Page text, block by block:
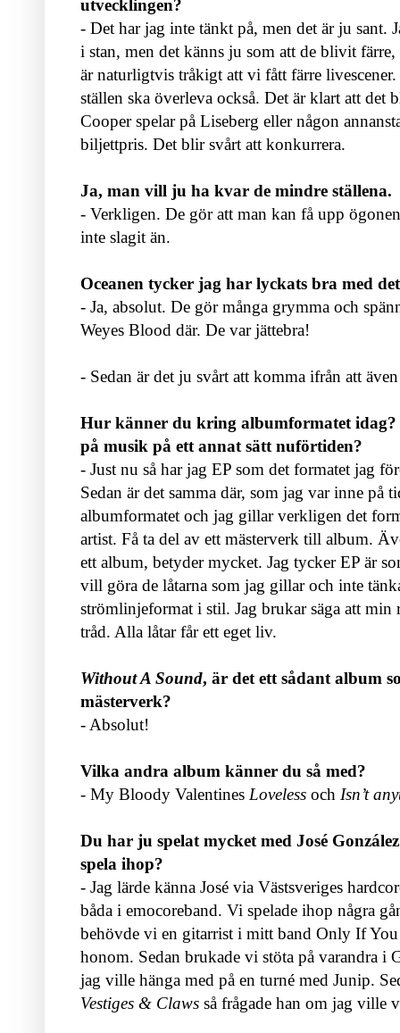
utvecklingen?
- Det har jag inte tänkt på, men det är ju
i stan, men det känns ju som att de blivit
är naturligtvis tråkigt att vi fått färre
ställen ska överleva också. Det är klart att
Cooper spelar på Liseberg eller någon
biljettpris. Det blir svårt att konkurrera.
Ja, man vill ju ha kvar de mindre ställena.
- Verkligen. De gör att man kan få upp
inte slagit än.
Oceanen tycker jag har lyckats bra med
- Ja, absolut. De gör många grymma och
Weyes Blood där. De var jättebra!
- Sedan är det ju svårt att komma ifrån att
Hur känner du kring albumformatet idag?
på musik på ett annat sätt nuförtiden?
- Just nu så har jag EP som det formatet jag
Sedan är det samma där, som jag var inne på
albumformatet och jag gillar verkligen det
artist. Få ta del av ett mästerverk till album.
ett album, betyder mycket. Jag tycker EP är
vill göra de låtarna som jag gillar och inte
strömlinjeformat i stil. Jag brukar säga att min
tråd. Alla låtar får ett eget liv.
Without A Sound, är det ett sådant album
mästerverk?
- Absolut!
Vilka andra album känner du så med?
- My Bloody Valentines Loveless och Isn’t
Du har ju spelat mycket med José
spela ihop?
- Jag lärde känna José via Västsveriges
båda i emocoreband. Vi spelade ihop några
behövde vi en gitarrist i mitt band Only If
honom. Sedan brukade vi stöta på varandra i
jag ville hänga med på en turné med Junip.
Vestiges & Claws så frågade han om jag ville